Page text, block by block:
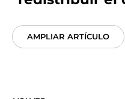
AMPLIAR ARTÍCULO